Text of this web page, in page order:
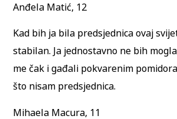
Anđela Matić, 12
Kad bih ja bila predsjednica ovaj
stabilan. Ja jednostavno ne bih
me čak i gađali pokvarenim
što nisam predsjednica.
Mihaela Macura, 11